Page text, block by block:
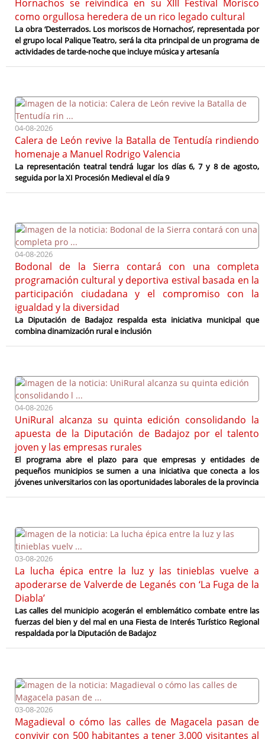
Hornachos se reivindica en su XIII Festival Morisco
como orgullosa heredera de un rico legado cultural
La obra ‘Desterrados. Los moriscos de Hornachos’, representada por
el grupo local Palique Teatro, será la cita principal de un programa de
actividades de tarde-noche que incluye música y artesanía
04-08-2026
Calera de León revive la Batalla de Tentudía rindiendo
homenaje a Manuel Rodrigo Valencia
La representación teatral tendrá lugar los días 6, 7 y 8 de agosto,
seguida por la XI Procesión Medieval el día 9
04-08-2026
Bodonal de la Sierra contará con una completa
programación cultural y deportiva estival basada en la
participación ciudadana y el compromiso con la
igualdad y la diversidad
La Diputación de Badajoz respalda esta iniciativa municipal que
combina dinamización rural e inclusión
04-08-2026
UniRural alcanza su quinta edición consolidando la
apuesta de la Diputación de Badajoz por el talento
joven y las empresas rurales
El programa abre el plazo para que empresas y entidades de
pequeños municipios se sumen a una iniciativa que conecta a los
jóvenes universitarios con las oportunidades laborales de la provincia
03-08-2026
La lucha épica entre la luz y las tinieblas vuelve a
apoderarse de Valverde de Leganés con ‘La Fuga de la
Diabla’
Las calles del municipio acogerán el emblemático combate entre las
fuerzas del bien y del mal en una Fiesta de Interés Turístico Regional
respaldada por la Diputación de Badajoz
03-08-2026
Magadieval o cómo las calles de Magacela pasan de
convivir con 500 habitantes a tener 3.000 visitantes al